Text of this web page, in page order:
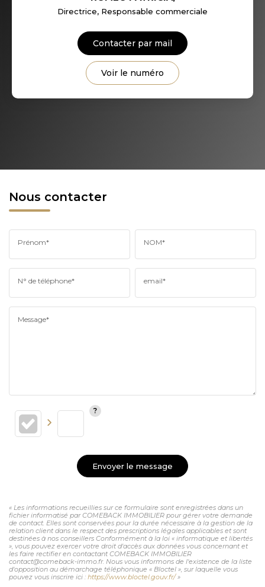
Directrice, Responsable commerciale
Contacter par mail
Voir le numéro
Nous contacter
Prénom* NOM*
N° de téléphone* email*
Message*
Envoyer le message
« Les informations recueillies sur ce formulaire sont enregistrées dans un
fichier informatisé par COMEBACK IMMOBILIER pour gérer votre demande
de contact. Elles sont conservées pour la durée nécessaire à la gestion de la
relation client dans le respect des prescriptions légales applicables et sont
destinées à nos conseillers Conformément à la loi « informatique et libertés
», vous pouvez exercer votre droit d'accès aux données vous concernant et
les faire rectifier en contactant COMEBACK IMMOBILIER
contact@comeback-immo.fr. Nous vous informons de l'existence de la liste
d'opposition au démarchage téléphonique « Bloctel », sur laquelle vous
pouvez vous inscrire ici : https://www.bloctel.gouv.fr/»